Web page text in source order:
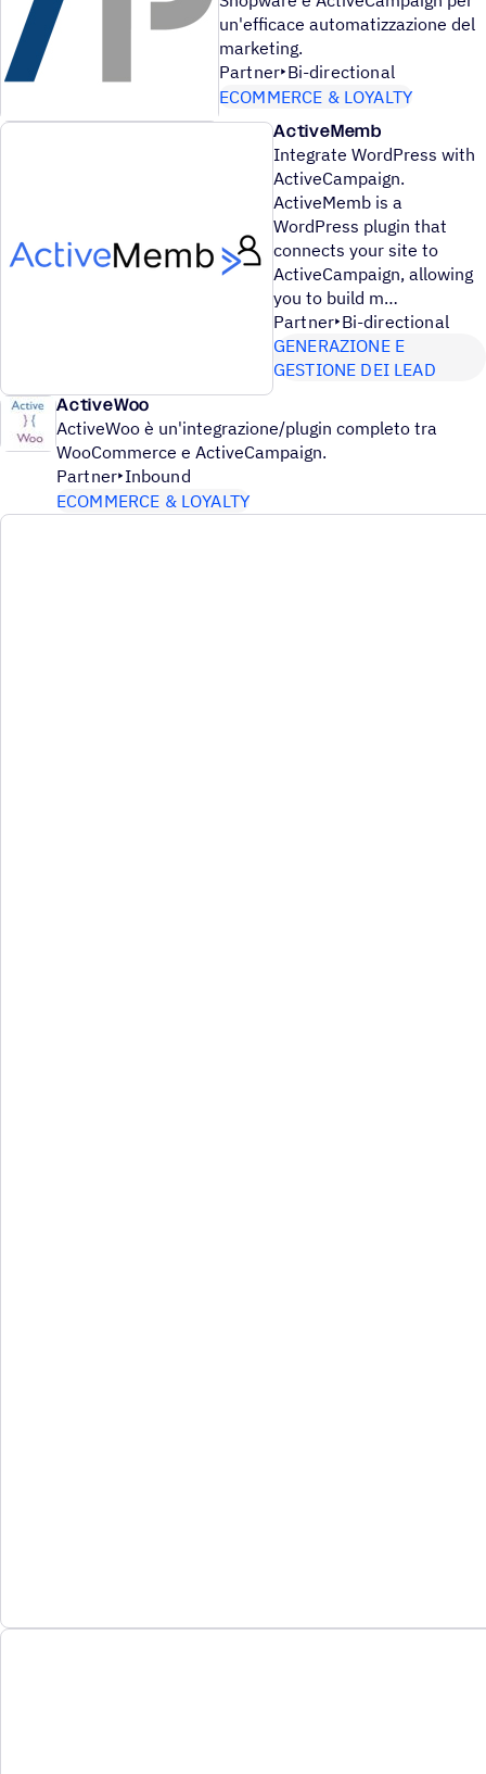
un'efficace automatizzazione del
marketing.
Partner Bi-directional
ECOMMERCE & LOYALTY
ActiveMemb
Integrate WordPress with
ActiveCampaign.
ActiveMemb is a
WordPress plugin that
connects your site to
ActiveCampaign, allowing
you to build m
Partner Bi-directional
GENERAZIONE E
GESTIONE DEI LEAD
ActiveWoo
ActiveWoo è un'integrazione/plugin completo tra
WooCommerce e ActiveCampaign.
Partner Inbound
ECOMMERCE & LOYALTY